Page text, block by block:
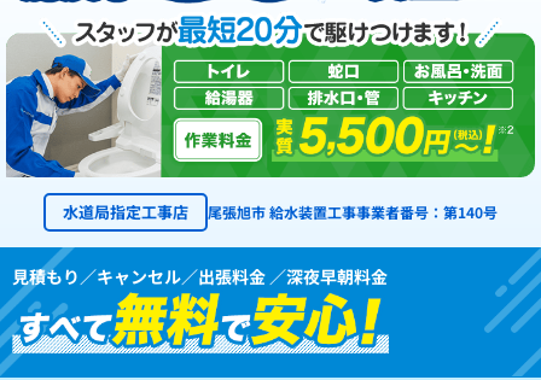
水道局指定工事店 尾張旭市 給水装置工事事業者番号：第140号
見積もり／キャンセル／出張料金 ／深夜早朝料金